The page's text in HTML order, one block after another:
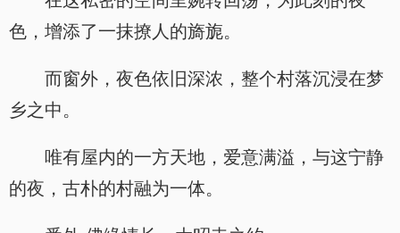
色，增添了一抹撩人的旖旎。
而窗外，夜色依旧深浓，整个村落沉浸在梦
乡之中。
唯有屋内的一方天地，爱意满溢，与这宁静
的夜，古朴的村融为一体。